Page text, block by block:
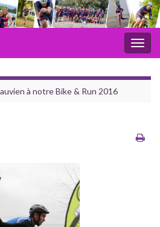
à notre Bike & Run 2016